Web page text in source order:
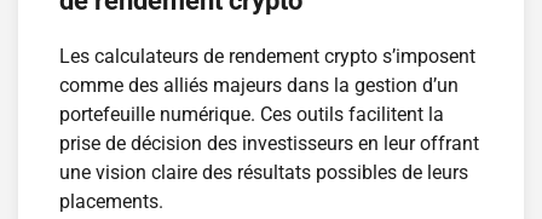
Les calculateurs de rendement crypto s’imposent
comme des alliés majeurs dans la gestion d’un
portefeuille numérique. Ces outils facilitent la
prise de décision des investisseurs en leur offrant
une vision claire des résultats possibles de leurs
placements.